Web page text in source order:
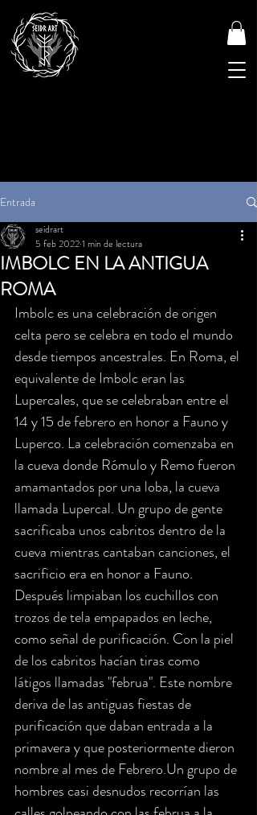
Entrada
IMBOLC EN LA ANTIGUA
ROMA
seidrart
5 feb 20221 min de lectura
Imbolc es una celebración de origen
celta pero se celebra en todo el mundo
desde tiempos ancestrales. En Roma, el
equivalente de Imbolc eran las
Lupercales, que se celebraban entre el
14 y 15 de febrero en honor a Fauno y
Luperco. La celebración comenzaba en
la cueva donde Rómulo y Remo fueron
amamantados por una loba, la cueva
llamada Lupercal. Un grupo de gente
sacrificaba unos cabritos dentro de la
cueva mientras cantaban canciones, el
sacrificio era en honor a Fauno.
Después limpiaban los cuchillos con
trozos de tela empapados en leche,
como señal de purificación. Con la piel
de los cabritos hacían tiras como
látigos llamadas "februa". Este nombre
deriva de las antiguas fiestas de
purificación que daban entrada a la
primavera y que posteriormente dieron
nombre al mes de Febrero.Un grupo de
hombres casi desnudos recorrían las